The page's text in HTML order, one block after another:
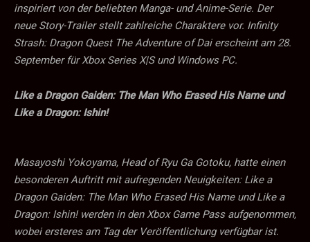
inspiriert von der beliebten Manga- und Anime-Serie. Der
neue Story-Trailer stellt zahlreiche Charaktere vor. Infinity
Strash: Dragon Quest The Adventure of Dai erscheint am 28.
September für Xbox Series X|S und Windows PC.
Like a Dragon Gaiden: The Man Who Erased His Name und
Like a Dragon: Ishin!
Masayoshi Yokoyama, Head of Ryu Ga Gotoku, hatte einen
besonderen Auftritt mit aufregenden Neuigkeiten: Like a
Dragon Gaiden: The Man Who Erased His Name und Like a
Dragon: Ishin! werden in den Xbox Game Pass aufgenommen,
wobei ersteres am Tag der Veröffentlichung verfügbar ist.